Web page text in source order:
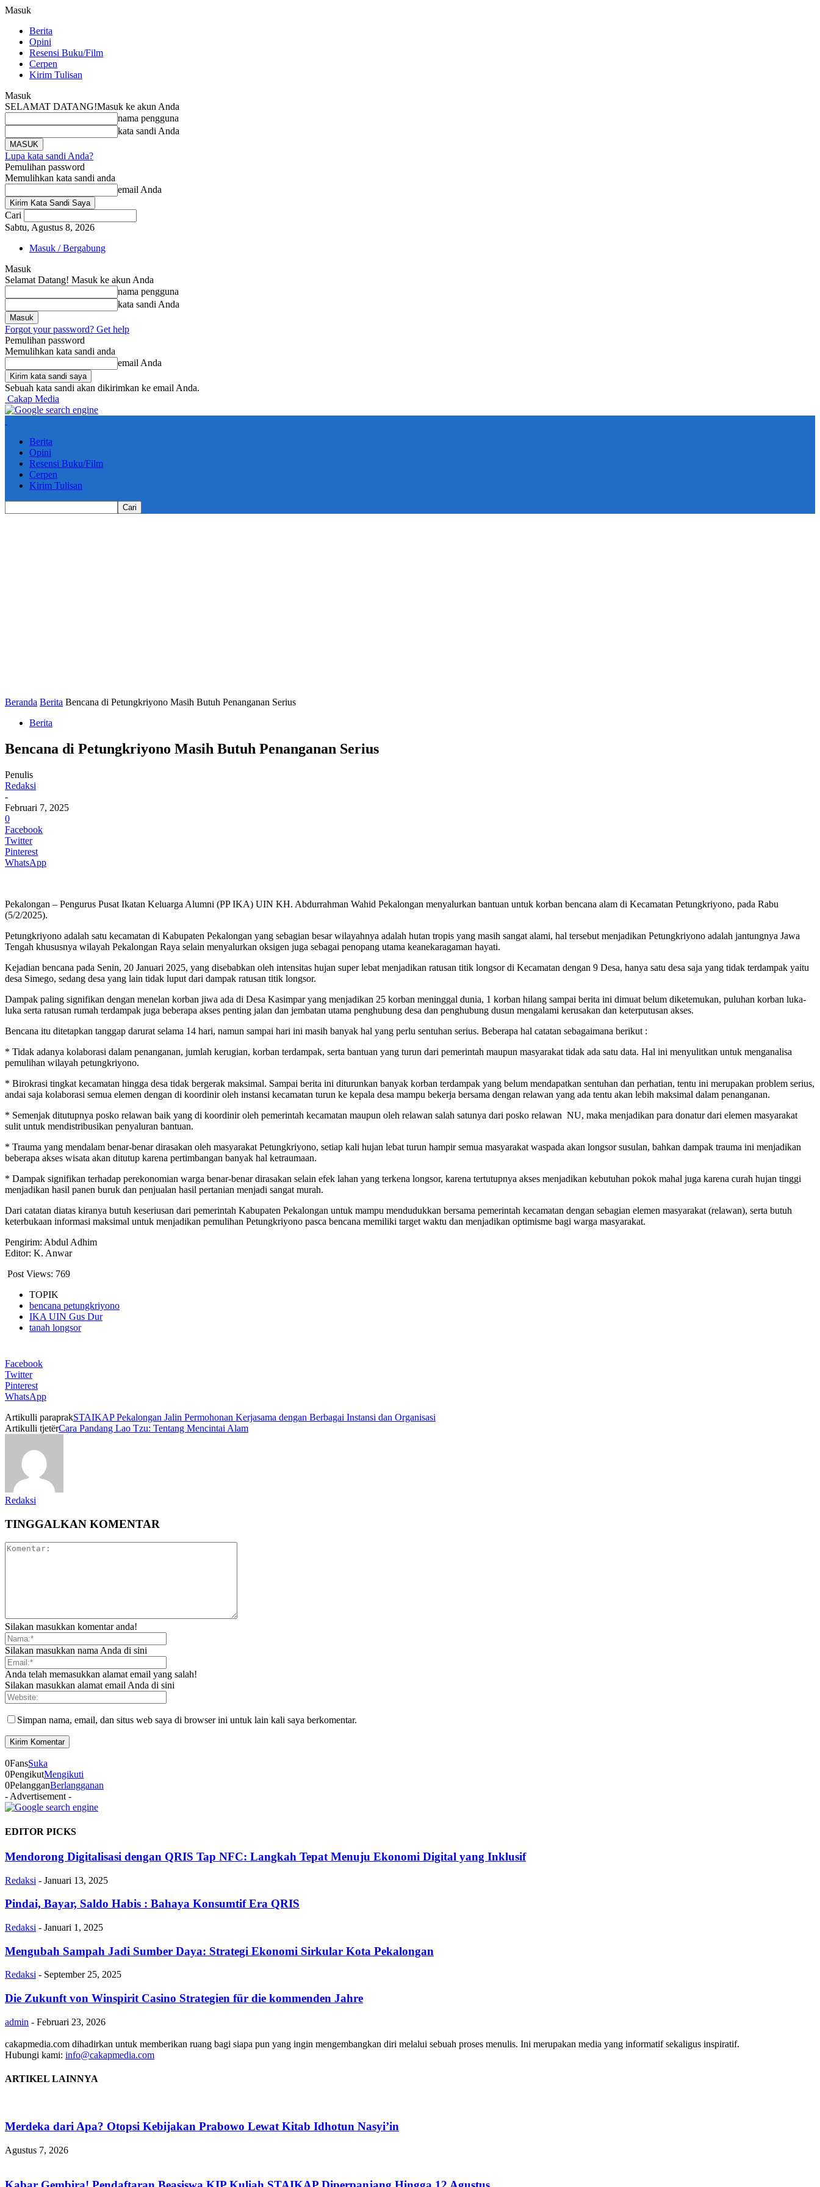
Masuk
Berita
Opini
Resensi Buku/Film
Cerpen
Kirim Tulisan
Masuk
SELAMAT DATANG!Masuk ke akun Anda
nama pengguna
kata sandi Anda
Lupa kata sandi Anda?
Pemulihan password
Memulihkan kata sandi anda
email Anda
Cari
Sabtu, Agustus 8, 2026
Masuk / Bergabung
Masuk
Selamat Datang! Masuk ke akun Anda
nama pengguna
kata sandi Anda
Forgot your password? Get help
Pemulihan password
Memulihkan kata sandi anda
email Anda
Sebuah kata sandi akan dikirimkan ke email Anda.
Cakap Media
Berita
Opini
Resensi Buku/Film
Cerpen
Kirim Tulisan
Beranda Berita Bencana di Petungkriyono Masih Butuh Penanganan Serius
Berita
Bencana di Petungkriyono Masih Butuh Penanganan Serius
Penulis
Redaksi
-
Februari 7, 2025
0
Facebook
Twitter
Pinterest
WhatsApp
Pekalongan – Pengurus Pusat Ikatan Keluarga Alumni (PP IKA) UIN KH. Abdurrahman Wahid Pekalongan menyalurkan bantuan untuk korban bencana alam di Kecamatan Petungkriyono, pada Rabu
(5/2/2025).
Petungkriyono adalah satu kecamatan di Kabupaten Pekalongan yang sebagian besar wilayahnya adalah hutan tropis yang masih sangat alami, hal tersebut menjadikan Petungkriyono adalah jantungnya Jawa
Tengah khususnya wilayah Pekalongan Raya selain menyalurkan oksigen juga sebagai penopang utama keanekaragaman hayati.
Kejadian bencana pada Senin, 20 Januari 2025, yang disebabkan oleh intensitas hujan super lebat menjadikan ratusan titik longsor di Kecamatan dengan 9 Desa, hanya satu desa saja yang tidak terdampak yaitu
desa Simego, sedang desa yang lain tidak luput dari dampak ratusan titik longsor.
Dampak paling signifikan dengan menelan korban jiwa ada di Desa Kasimpar yang menjadikan 25 korban meninggal dunia, 1 korban hilang sampai berita ini dimuat belum diketemukan, puluhan korban luka-
luka serta ratusan rumah terdampak juga beberapa akses penting jalan dan jembatan utama penghubung desa dan penghubung dusun mengalami kerusakan dan keterputusan akses.
Bencana itu ditetapkan tanggap darurat selama 14 hari, namun sampai hari ini masih banyak hal yang perlu sentuhan serius. Beberapa hal catatan sebagaimana berikut :
* Tidak adanya kolaborasi dalam penanganan, jumlah kerugian, korban terdampak, serta bantuan yang turun dari pemerintah maupun masyarakat tidak ada satu data. Hal ini menyulitkan untuk menganalisa
pemulihan wilayah petungkriyono.
* Birokrasi tingkat kecamatan hingga desa tidak bergerak maksimal. Sampai berita ini diturunkan banyak korban terdampak yang belum mendapatkan sentuhan dan perhatian, tentu ini merupakan problem serius,
andai saja kolaborasi semua elemen dengan di koordinir oleh instansi kecamatan turun ke kepala desa mampu bekerja bersama dengan relawan yang ada tentu akan lebih maksimal dalam penanganan.
* Semenjak ditutupnya posko relawan baik yang di koordinir oleh pemerintah kecamatan maupun oleh relawan salah satunya dari posko relawan NU, maka menjadikan para donatur dari elemen masyarakat
sulit untuk mendistribusikan penyaluran bantuan.
* Trauma yang mendalam benar-benar dirasakan oleh masyarakat Petungkriyono, setiap kali hujan lebat turun hampir semua masyarakat waspada akan longsor susulan, bahkan dampak trauma ini menjadikan
beberapa akses wisata akan ditutup karena pertimbangan banyak hal ketraumaan.
* Dampak signifikan terhadap perekonomian warga benar-benar dirasakan selain efek lahan yang terkena longsor, karena tertutupnya akses menjadikan kebutuhan pokok mahal juga karena curah hujan tinggi
menjadikan hasil panen buruk dan penjualan hasil pertanian menjadi sangat murah.
Dari catatan diatas kiranya butuh keseriusan dari pemerintah Kabupaten Pekalongan untuk mampu mendudukkan bersama pemerintah kecamatan dengan sebagian elemen masyarakat (relawan), serta butuh
keterbukaan informasi maksimal untuk menjadikan pemulihan Petungkriyono pasca bencana memiliki target waktu dan menjadikan optimisme bagi warga masyarakat.
Pengirim: Abdul Adhim
Editor: K. Anwar
Post Views: 769
TOPIK
bencana petungkriyono
IKA UIN Gus Dur
tanah longsor
Facebook
Twitter
Pinterest
WhatsApp
Artikulli paraprakSTAIKAP Pekalongan Jalin Permohonan Kerjasama dengan Berbagai Instansi dan Organisasi
Artikulli tjetërCara Pandang Lao Tzu: Tentang Mencintai Alam
Redaksi
TINGGALKAN KOMENTAR
Silakan masukkan komentar anda!
Silakan masukkan nama Anda di sini
Anda telah memasukkan alamat email yang salah!
Silakan masukkan alamat email Anda di sini
Simpan nama, email, dan situs web saya di browser ini untuk lain kali saya berkomentar.
0FansSuka
0PengikutMengikuti
0PelangganBerlangganan
- Advertisement -
EDITOR PICKS
Mendorong Digitalisasi dengan QRIS Tap NFC: Langkah Tepat Menuju Ekonomi Digital yang Inklusif
Redaksi - Januari 13, 2025
Pindai, Bayar, Saldo Habis : Bahaya Konsumtif Era QRIS
Redaksi - Januari 1, 2025
Mengubah Sampah Jadi Sumber Daya: Strategi Ekonomi Sirkular Kota Pekalongan
Redaksi - September 25, 2025
Die Zukunft von Winspirit Casino Strategien für die kommenden Jahre
admin - Februari 23, 2026
cakapmedia.com dihadirkan untuk memberikan ruang bagi siapa pun yang ingin mengembangkan diri melalui sebuah proses menulis. Ini merupakan media yang informatif sekaligus inspiratif.
Hubungi kami: info@cakapmedia.com
ARTIKEL LAINNYA
Merdeka dari Apa? Otopsi Kebijakan Prabowo Lewat Kitab Idhotun Nasyi’in
Agustus 7, 2026